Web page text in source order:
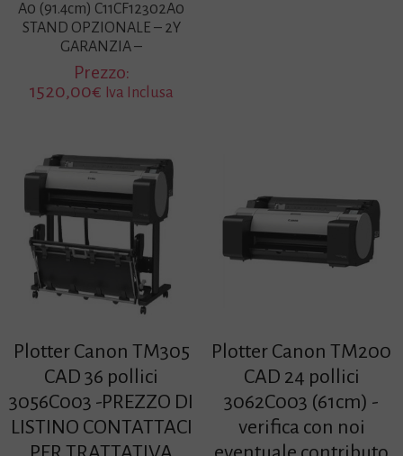
A0 (91.4cm) C11CF12302A0
STAND OPZIONALE – 2Y
GARANZIA –
Prezzo:
1520,00€ Iva Inclusa
Plotter Canon TM305
CAD 36 pollici
3056C003 -PREZZO DI
LISTINO CONTATTACI
Plotter Canon TM200
CAD 24 pollici
3062C003 (61cm) -
verifica con noi